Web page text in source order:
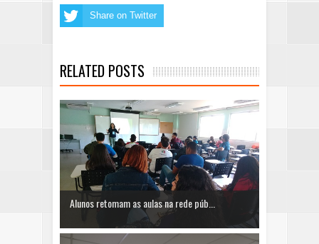
Share on Twitter
RELATED POSTS
Alunos retomam as aulas na rede púb...